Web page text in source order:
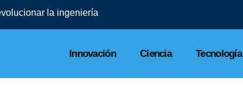
la ingeniería
Innovación Ciencia Tecnología